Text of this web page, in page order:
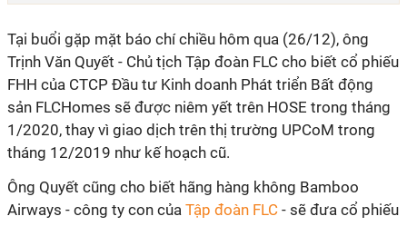
Tại buổi gặp mặt báo chí chiều hôm qua (26/12), ông
Trịnh Văn Quyết - Chủ tịch Tập đoàn FLC cho biết cổ phiếu
FHH của CTCP Đầu tư Kinh doanh Phát triển Bất động
sản FLCHomes sẽ được niêm yết trên HOSE trong tháng
1/2020, thay vì giao dịch trên thị trường UPCoM trong
tháng 12/2019 như kế hoạch cũ.
Ông Quyết cũng cho biết hãng hàng không Bamboo
Airways - công ty con của Tập đoàn FLC - sẽ đưa cổ phiếu